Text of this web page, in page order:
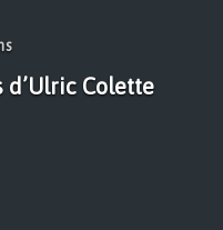
Colette